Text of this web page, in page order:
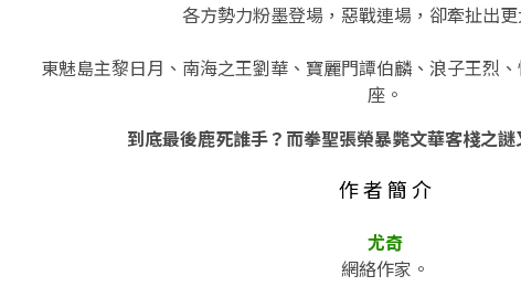
各方勢力粉墨登場 ， 惡戰連場 ， 卻牽扯出更
東魅島主黎日月、南海之王劉華、寶麗門譚伯麟、浪子王烈
座。
到底最後鹿死誰手？而拳聖張榮暴斃文華客棧之謎
作 者 簡 介
尤奇
網絡作家。